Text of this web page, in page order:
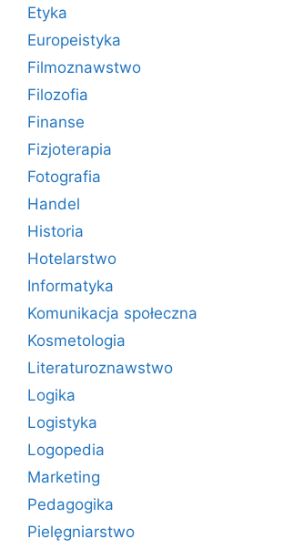
Etyka
Europeistyka
Filmoznawstwo
Filozofia
Finanse
Fizjoterapia
Fotografia
Handel
Historia
Hotelarstwo
Informatyka
Komunikacja społeczna
Kosmetologia
Literaturoznawstwo
Logika
Logistyka
Logopedia
Marketing
Pedagogika
Pielęgniarstwo